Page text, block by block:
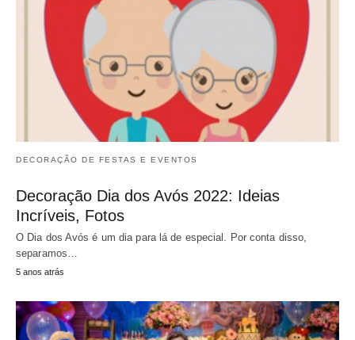
DECORAÇÃO DE FESTAS E EVENTOS
Decoração Dia dos Avós 2022: Ideias
Incríveis, Fotos
O Dia dos Avós é um dia para lá de especial. Por conta disso,
separamos…
5 anos atrás